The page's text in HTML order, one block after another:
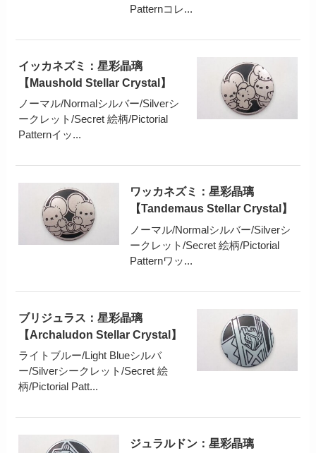
Patternコレ...
イッカネズミ：星彩晶璃
【Maushold Stellar Crystal】
ノーマル/Normalシルバー/Silverシ
ークレット/Secret 絵柄/Pictorial
Patternイッ...
ワッカネズミ：星彩晶璃
【Tandemaus Stellar Crystal】
ノーマル/Normalシルバー/Silverシ
ークレット/Secret 絵柄/Pictorial
Patternワッ...
ブリジュラス：星彩晶璃
【Archaludon Stellar Crystal】
ライトブルー/Light Blueシルバ
ー/Silverシークレット/Secret 絵
柄/Pictorial Patt...
ジュラルドン：星彩晶璃